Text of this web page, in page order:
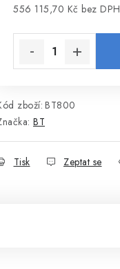
556 115,70 Kč bez DPH
zboží:BT800
BT
Tisk Zeptat se